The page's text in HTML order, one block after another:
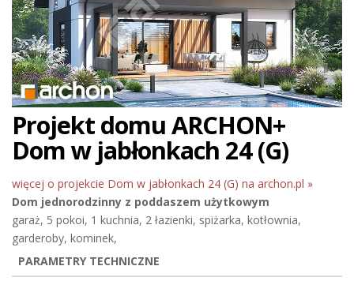
Projekt domu ARCHON+
Dom w jabłonkach 24 (G)
więcej o projekcie Dom w jabłonkach 24 (G) na archon.pl »
Dom jednorodzinny z poddaszem użytkowym
garaż, 5 pokoi, 1 kuchnia, 2 łazienki, spiżarka, kotłownia,
garderoby, kominek,
PARAMETRY TECHNICZNE